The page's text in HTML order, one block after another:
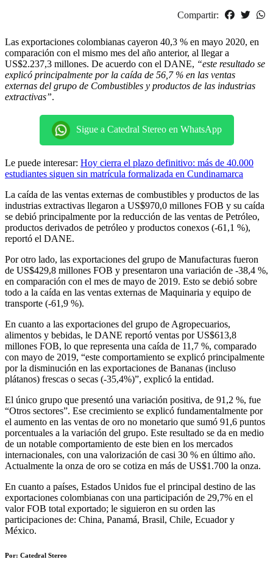
Compartir:
Las exportaciones colombianas cayeron 40,3 % en mayo 2020, en
comparación con el mismo mes del año anterior, al llegar a
US$2.237,3 millones. De acuerdo con el DANE, “este resultado se
explicó principalmente por la caída de 56,7 % en las ventas
externas del grupo de Combustibles y productos de las industrias
extractivas”.
Sigue a Catedral Stereo en WhatsApp
Le puede interesar: Hoy cierra el plazo definitivo: más de 40.000
estudiantes siguen sin matrícula formalizada en Cundinamarca
La caída de las ventas externas de combustibles y productos de las
industrias extractivas llegaron a US$970,0 millones FOB y su caída
se debió principalmente por la reducción de las ventas de Petróleo,
productos derivados de petróleo y productos conexos (-61,1 %),
reportó el DANE.
Por otro lado, las exportaciones del grupo de Manufacturas fueron
de US$429,8 millones FOB y presentaron una variación de -38,4 %,
en comparación con el mes de mayo de 2019. Esto se debió sobre
todo a la caída en las ventas externas de Maquinaria y equipo de
transporte (-61,9 %).
En cuanto a las exportaciones del grupo de Agropecuarios,
alimentos y bebidas, le DANE reportó ventas por US$613,8
millones FOB, lo que representa una caída de 11,7 %, comparado
con mayo de 2019, “este comportamiento se explicó principalmente
por la disminución en las exportaciones de Bananas (incluso
plátanos) frescas o secas (-35,4%)”, explicó la entidad.
El único grupo que presentó una variación positiva, de 91,2 %, fue
“Otros sectores”. Ese crecimiento se explicó fundamentalmente por
el aumento en las ventas de oro no monetario que sumó 91,6 puntos
porcentuales a la variación del grupo. Este resultado se da en medio
de un notable comportamiento de este bien en los mercados
internacionales, con una valorización de casi 30 % en último año.
Actualmente la onza de oro se cotiza en más de US$1.700 la onza.
En cuanto a países, Estados Unidos fue el principal destino de las
exportaciones colombianas con una participación de 29,7% en el
valor FOB total exportado; le siguieron en su orden las
participaciones de: China, Panamá, Brasil, Chile, Ecuador y
México.
Por: Catedral Stereo